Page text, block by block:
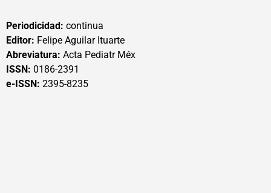
Periodicidad: continua
Editor: Felipe Aguilar Ituarte
Abreviatura: Acta Pediatr Méx
ISSN: 0186-2391
e-ISSN: 2395-8235